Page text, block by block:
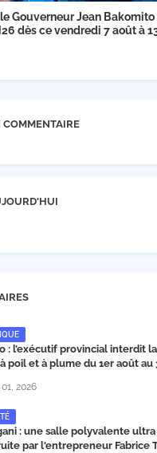
Gouverneur Jean Bakomito
dès ce vendredi 7 août à
COMMENTAIRE
: l’exécutif provincial interdit
poil et à plume du 1er août
2026
: une salle polyvalente
par l'entrepreneur Fabrice